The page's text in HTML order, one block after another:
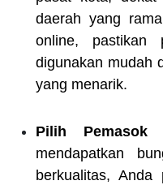
daerah yang
online, pastikan
digunakan mudah
yang menarik.
Pilih Pemasok
mendapatkan
berkualitas,